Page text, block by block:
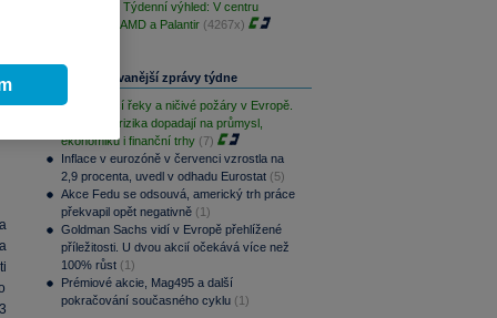
PODCAST Týdenní výhled: V centru
pozornosti AMD a Palantir (4267x)
Nejdiskutovanější zprávy týdne
Vysychající řeky a ničivé požáry v Evropě.
Klimatická rizika dopadají na průmysl,
ekonomiku i finanční trhy (7)
Inflace v eurozóně v červenci vzrostla na
2,9 procenta, uvedl v odhadu Eurostat (5)
Akce Fedu se odsouvá, americký trh práce
překvapil opět negativně (1)
Goldman Sachs vidí v Evropě přehlížené
příležitosti. U dvou akcií očekává více než
100% růst (1)
Prémiové akcie, Mag495 a další
pokračování současného cyklu (1)